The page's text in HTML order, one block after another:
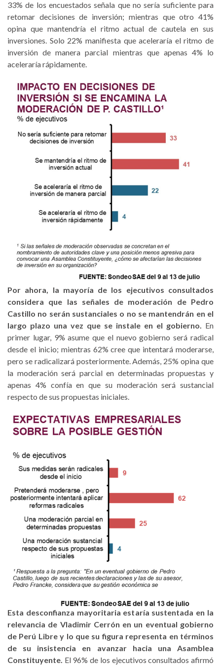
33% de los encuestados señala que no sería suficiente para
retomar decisiones de inversión; mientras que otro 41%
opina que mantendría el ritmo actual de cautela en sus
inversiones. Solo 22% manifiesta que aceleraría el ritmo de
inversión de manera parcial mientras que apenas 4% lo
aceleraría rápidamente.
Por ahora, la mayoría de los ejecutivos consultados
considera que las señales de moderación de Pedro
Castillo no serán sustanciales o no se mantendrán en el
largo plazo una vez que se instale en el gobierno. En
primer lugar, 9% asume que el nuevo gobierno será radical
desde el inicio; mientras 62% cree que intentará moderarse,
pero se radicalizará posteriormente. Además, 25% opina que
la moderación será parcial en determinadas propuestas y
apenas 4% confía en que su moderación será sustancial
respecto de sus propuestas iniciales.
Esta desconfianza mayoritaria estaría sustentada en la
relevancia de Vladimir Cerrón en un eventual gobierno
de Perú Libre y lo que su figura representa en términos
de su insistencia en avanzar hacia una Asamblea
Constituyente. El 96% de los ejecutivos consultados afirmó